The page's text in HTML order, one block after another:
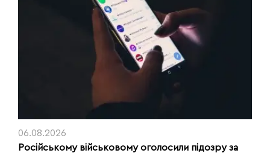
06.08.2026
Російському військовому оголосили підозру за